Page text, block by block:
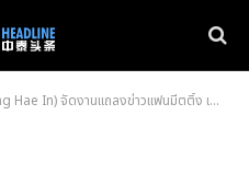
รียมเซอร์ไพรส์สุดอบอุ่น พิเศษจุใจ 21 ตุลาคม นี้ ในงาน “THE 10TH SEASON” ฉลองครบรอบ 10 ปี นับตั้งแต่เข้าสู่วงการบันเทิง